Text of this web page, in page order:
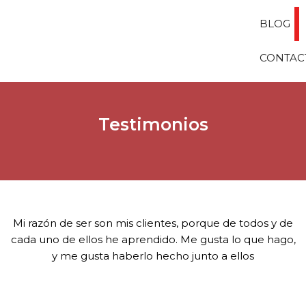
BLOG
Testimonios
Mi razón de ser son mis clientes, porque de todos y de
cada uno de ellos he aprendido. Me gusta lo que hago,
y me gusta haberlo hecho junto a ellos